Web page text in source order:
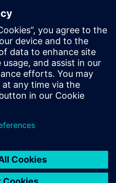
ステムアセンブ
ョン
ト・マニュファクチャ
ョンソフトウェアは、電
立つか